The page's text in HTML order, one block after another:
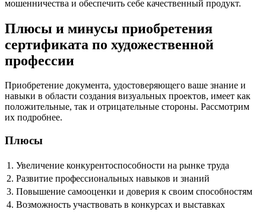
мошенничества и обеспечить себе качественный продукт.
Плюсы и минусы приобретения
сертификата по художественной
профессии
Приобретение документа, удостоверяющего ваше знание и
навыки в области создания визуальных проектов, имеет как
положительные, так и отрицательные стороны. Рассмотрим
их подробнее.
Плюсы
1. Увеличение конкурентоспособности на рынке труда
2. Развитие профессиональных навыков и знаний
3. Повышение самооценки и доверия к своим способностям
4. Возможность участвовать в конкурсах и выставках